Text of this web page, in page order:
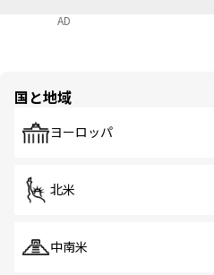
AD
国と地域
ヨーロッパ
北米
中南米